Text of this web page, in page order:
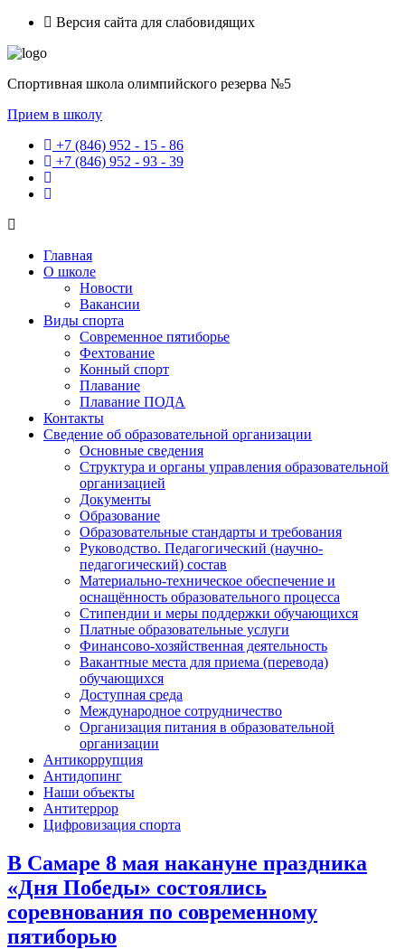
Версия сайта для слабовидящих
Спортивная школа олимпийского резерва №5
Прием в школу
+7 (846) 952 - 15 - 86
+7 (846) 952 - 93 - 39
Главная
О школе
Новости
Вакансии
Виды спорта
Современное пятиборье
Фехтование
Конный спорт
Плавание
Плавание ПОДА
Контакты
Сведение об образовательной организации
Основные сведения
Структура и органы управления образовательной
организацией
Документы
Образование
Образовательные стандарты и требования
Руководство. Педагогический (научно-
педагогический) состав
Материально-техническое обеспечение и
оснащённость образовательного процесса
Стипендии и меры поддержки обучающихся
Платные образовательные услуги
Финансово-хозяйственная деятельность
Вакантные места для приема (перевода)
обучающихся
Доступная среда
Международное сотрудничество
Организация питания в образовательной
организации
Антикоррупция
Антидопинг
Наши объекты
Антитеррор
Цифровизация спорта
В Самаре 8 мая накануне праздника
«Дня Победы» состоялись
соревнования по современному
пятиборью